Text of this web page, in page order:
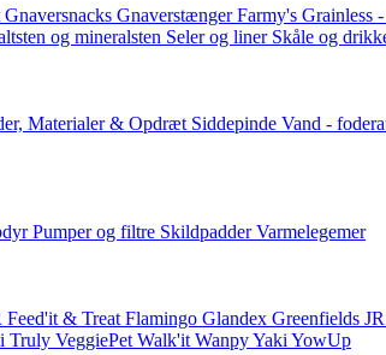
Gnaversnacks Gnaverstænger Farmy's Grainless
og mineralsten Seler og liner Skåle og
Materialer & Opdræt Siddepinde Vand -
Pumper og filtre Skildpadder Varmelegemer
Feed'it & Treat Flamingo Glandex Greenfields
Truly VeggiePet Walk'it WanpyYaki YowUp